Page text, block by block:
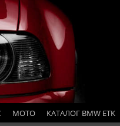
MOTO
КАТАЛОГ BMW ETK